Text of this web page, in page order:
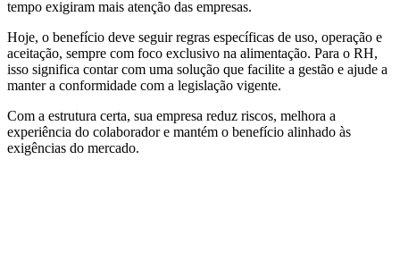
tempo exigiram mais atenção das empresas.
Hoje, o benefício deve seguir regras específicas de uso, operação e
aceitação, sempre com foco exclusivo na alimentação. Para o RH,
isso significa contar com uma solução que facilite a gestão e ajude a
manter a conformidade com a legislação vigente.
Com a estrutura certa, sua empresa reduz riscos, melhora a
experiência do colaborador e mantém o benefício alinhado às
exigências do mercado.